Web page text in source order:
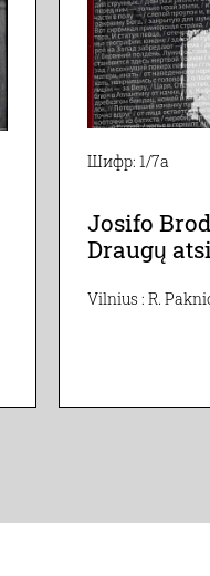
Шифр: 1/7а
Josifo
Draugų
Vilnius : R.